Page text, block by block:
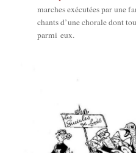
marches exé­cu­tées par une
chants d’une cho­rale dont
par­mi eux.